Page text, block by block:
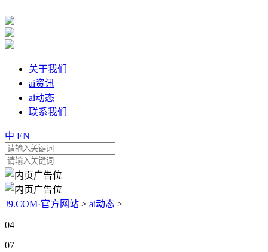
关于我们
ai资讯
ai动态
联系我们
中 EN
J9.COM·官方网站 > ai动态 >
04
07